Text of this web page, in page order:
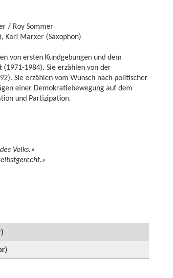
/ Roy Sommer
Karl Marxer (Saxophon)
von ersten Kundgebungen und dem
1984). Sie erzählen von der
Sie erzählen vom Wunsch nach politischer
einer Demokratiebewegung auf dem
und Partizipation.
Volks.»